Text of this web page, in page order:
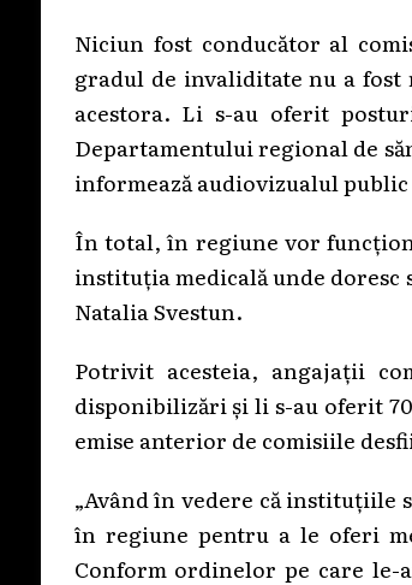
Niciun fost conducător al
gradul de invaliditate nu a
acestora. Li s-au oferit
Departamentului regional de
informează audiovizualul public
În total, în regiune vor
instituția medicală unde doresc
Natalia Svestun.
Potrivit acesteia, angajații
disponibilizări și li s-au oferit
emise anterior de comisiile
„Având în vedere că instituțiile
în regiune pentru a le oferi
Conform ordinelor pe care